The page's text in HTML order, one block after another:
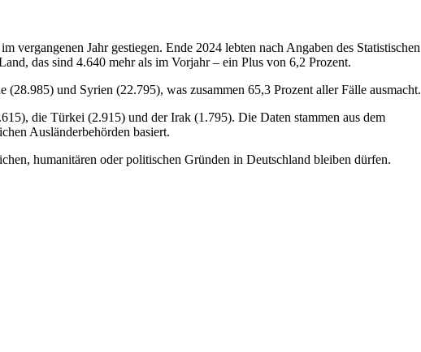
vergangenen Jahr gestiegen. Ende 2024 lebten nach Angaben des Statistischen
das sind 4.640 mehr als im Vorjahr – ein Plus von 6,2 Prozent.
(28.985) und Syrien (22.795), was zusammen 65,3 Prozent aller Fälle ausmacht.
die Türkei (2.915) und der Irak (1.795). Die Daten stammen aus dem
Ausländerbehörden basiert.
humanitären oder politischen Gründen in Deutschland bleiben dürfen.